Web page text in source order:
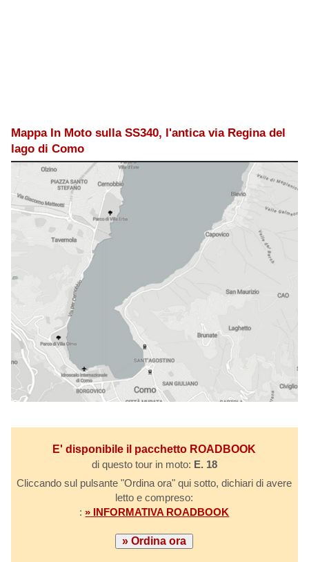
Mappa In Moto sulla SS340, l'antica via Regina del
lago di Como
E' disponibile il pacchetto ROADBOOK
di questo tour in moto: E. 18
Cliccando sul pulsante "Ordina ora" qui sotto, dichiari di avere
letto e compreso:
:» INFORMATIVA ROADBOOK